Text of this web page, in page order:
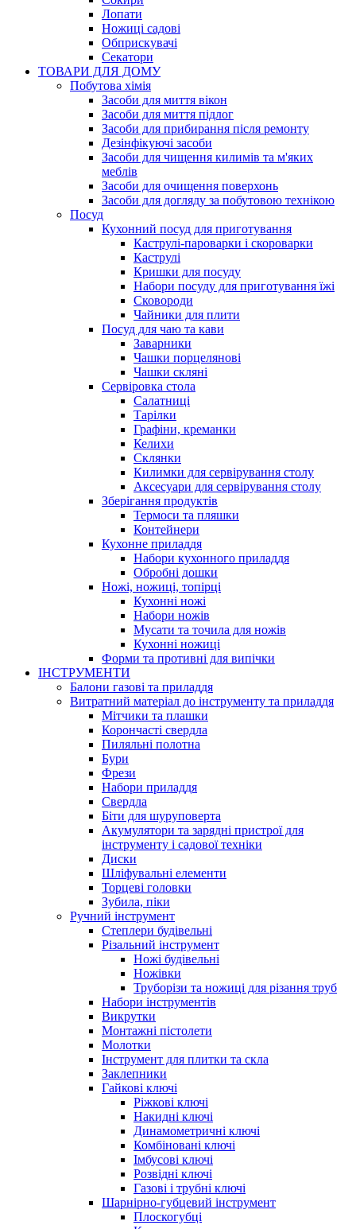
Лопати
Ножиці садові
Обприскувачі
Секатори
ТОВАРИ ДЛЯ ДОМУ
Побутова хімія
Засоби для миття вікон
Засоби для миття підлог
Засоби для прибирання після ремонту
Дезінфікуючі засоби
Засоби для чищення килимів та м'яких
меблів
Засоби для очищення поверхонь
Засоби для догляду за побутовою технікою
Посуд
Кухонний посуд для приготування
Каструлі-пароварки і скороварки
Каструлі
Кришки для посуду
Набори посуду для приготування їжі
Сковороди
Чайники для плити
Посуд для чаю та кави
Заварники
Чашки порцелянові
Чашки скляні
Сервіровка стола
Салатниці
Тарілки
Графіни, креманки
Келихи
Склянки
Килимки для сервірування столу
Аксесуари для сервірування столу
Зберігання продуктів
Термоси та пляшки
Контейнери
Кухонне приладдя
Набори кухонного приладдя
Обробні дошки
Ножі, ножиці, топірці
Кухонні ножі
Набори ножів
Мусати та точила для ножів
Кухонні ножиці
Форми та противні для випічки
ІНСТРУМЕНТИ
Балони газові та приладдя
Витратний матеріал до інструменту та приладдя
Мітчики та плашки
Корончасті свердла
Пиляльні полотна
Бури
Фрези
Набори приладдя
Свердла
Біти для шуруповерта
Акумулятори та зарядні пристрої для
інструменту і садової техніки
Диски
Шліфувальні елементи
Торцеві головки
Зубила, піки
Ручний інструмент
Степлери будівельні
Різальний інструмент
Ножі будівельні
Ножівки
Труборізи та ножиці для різання труб
Набори інструментів
Викрутки
Монтажні пістолети
Молотки
Інструмент для плитки та скла
Заклепники
Гайкові ключі
Ріжкові ключі
Накидні ключі
Динамометричні ключі
Комбіновані ключі
Імбусові ключі
Розвідні ключі
Газові і трубні ключі
Шарнірно-губцевий інструмент
Плоскогубцi